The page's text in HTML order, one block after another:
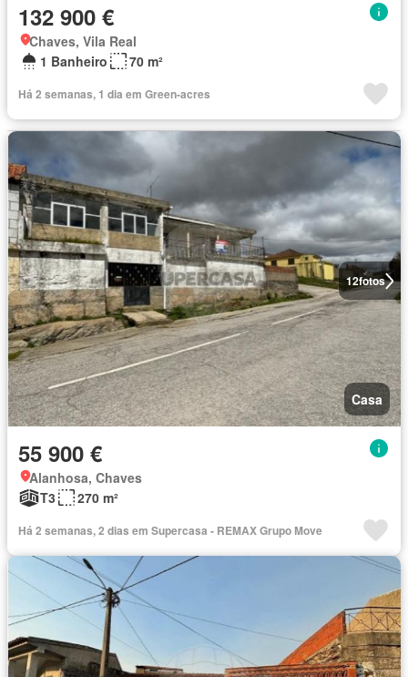
132 900 €
Chaves, Vila Real
1 Banheiro
70 m²
Há 2 semanas, 1 dia em Green-acres
12fotos
Casa
55 900 €
Alanhosa, Chaves
T3
270 m²
Há 2 semanas, 2 dias em Supercasa - REMAX Grupo Move